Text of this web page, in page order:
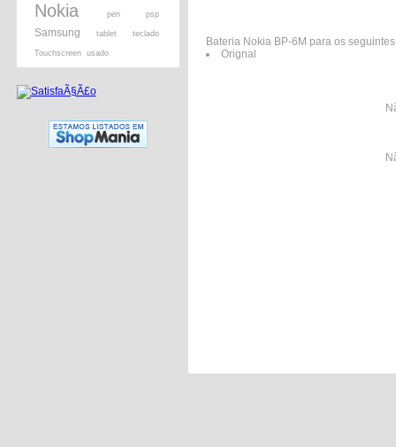
Nokia pen psp
Samsung tablet teclado
Touchscreen usado
Bateria Nokia BP-6M para os
Orignal